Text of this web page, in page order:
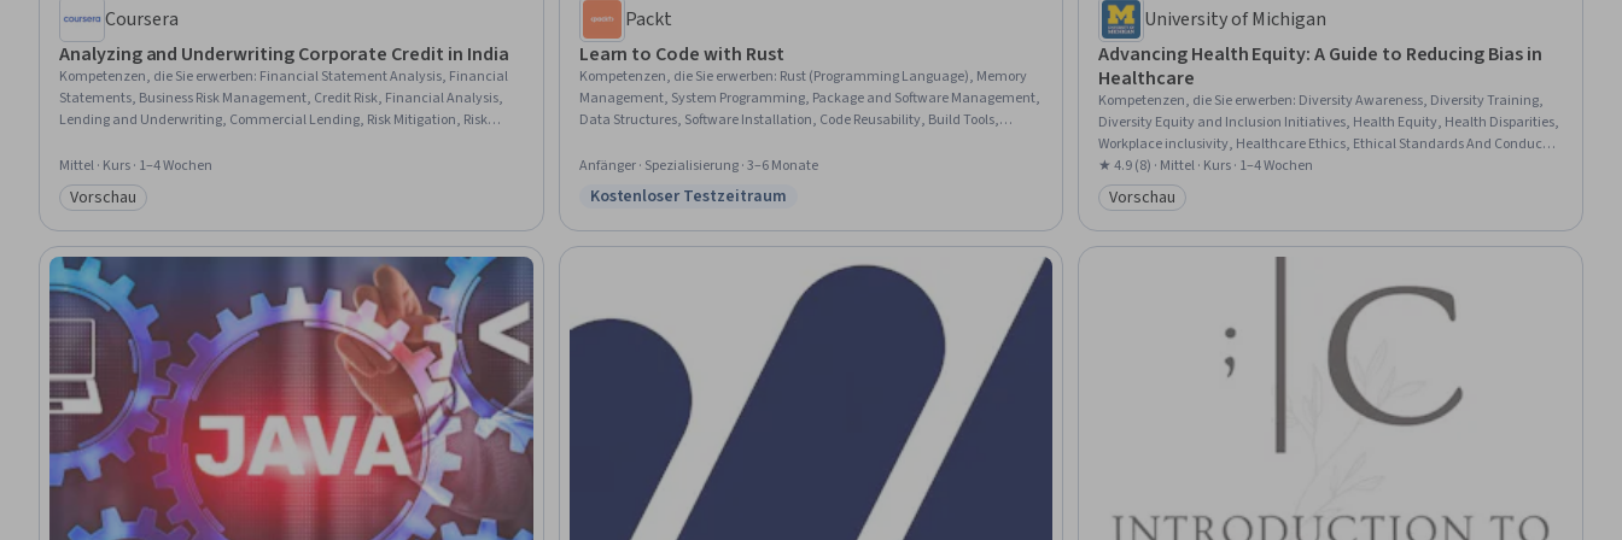
Coursera
Analyzing and Underwriting Corporate Credit in India
Kompetenzen, die Sie erwerben: Financial Statement Analysis, Financial
Statements, Business Risk Management, Credit Risk, Financial Analysis,
Lending and Underwriting, Commercial Lending, Risk Mitigation, Risk
Finance, Operational Risk, Analysis, Income Statement, Balance Sheet,
Cash Flows, Small Data, Case Studies
Mittel · Kurs · 1–4 Wochen
Kategorie: Vorschau
Vorschau
Packt
Learn to Code with Rust
Kompetenzen, die Sie erwerben: Rust (Programming Language), Memory
Management, System Programming, Package and Software Management,
Data Structures, Software Installation, Code Reusability, Build Tools,
Integrated Development Environments, Data Sharing, Data Management,
Data Access
Anfänger · Spezialisierung · 3–6 Monate
Status: Kostenloser Testzeitraum
Kostenloser Testzeitraum
University of Michigan
Advancing Health Equity: A Guide to Reducing Bias in
Healthcare
Kompetenzen, die Sie erwerben: Diversity Awareness, Diversity Training,
Diversity Equity and Inclusion Initiatives, Health Equity, Health Disparities,
Workplace inclusivity, Healthcare Ethics, Ethical Standards And Conduct,
Cultural Responsiveness, Public Health, Community Health, Empathy &
Emotional Intelligence, Leadership Development
★ 4.9 (8) · Mittel · Kurs · 1–4 Wochen
Kategorie: Vorschau
Vorschau